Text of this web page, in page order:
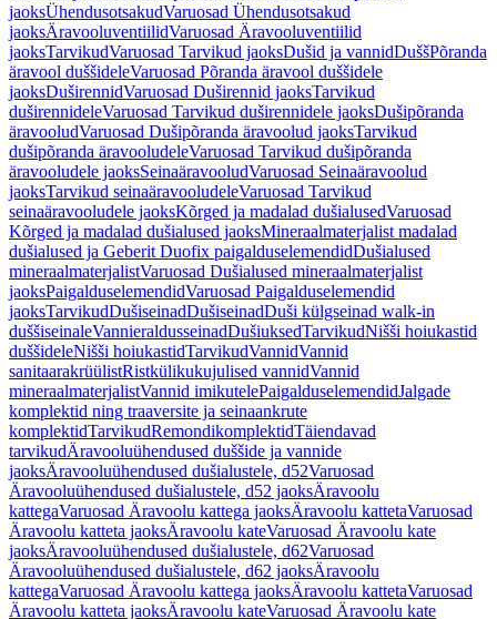
jaoksÜhendusotsakudVaruosad Ühendusotsakud
jaoksÄravooluventiilidVaruosad Äravooluventiilid
jaoksTarvikudVaruosad Tarvikud jaoksDušid ja vannidDuššPõranda
äravool duššideleVaruosad Põranda äravool duššidele
jaoksDuširennidVaruosad Duširennid jaoksTarvikud
duširennideleVaruosad Tarvikud duširennidele jaoksDušipõranda
äravooludVaruosad Dušipõranda äravoolud jaoksTarvikud
dušipõranda äravooludeleVaruosad Tarvikud dušipõranda
äravooludele jaoksSeinaäravooludVaruosad Seinaäravoolud
jaoksTarvikud seinaäravooludeleVaruosad Tarvikud
seinaäravooludele jaoksKõrged ja madalad dušialusedVaruosad
Kõrged ja madalad dušialused jaoksMineraalmaterjalist madalad
dušialused ja Geberit Duofix paigalduselemendidDušialused
mineraalmaterjalistVaruosad Dušialused mineraalmaterjalist
jaoksPaigalduselemendidVaruosad Paigalduselemendid
jaoksTarvikudDušiseinadDušiseinadDuši külgseinad walk-in
duššiseinaleVannieraldusseinadDušiuksedTarvikudNišši hoiukastid
duššideleNišši hoiukastidTarvikudVannidVannid
sanitaarakrüülistRistkülikukujulised vannidVannid
mineraalmaterjalistVannid imikutelePaigalduselemendidJalgade
komplektid ning traaversite ja seinaankrute
komplektidTarvikudRemondikomplektidTäiendavad
tarvikudÄravooluühendused duššide ja vannide
jaoksÄravooluühendused dušialustele, d52Varuosad
Äravooluühendused dušialustele, d52 jaoksÄravoolu
kattegaVaruosad Äravoolu kattega jaoksÄravoolu kattetaVaruosad
Äravoolu katteta jaoksÄravoolu kateVaruosad Äravoolu kate
jaoksÄravooluühendused dušialustele, d62Varuosad
Äravooluühendused dušialustele, d62 jaoksÄravoolu
kattegaVaruosad Äravoolu kattega jaoksÄravoolu kattetaVaruosad
Äravoolu katteta jaoksÄravoolu kateVaruosad Äravoolu kate